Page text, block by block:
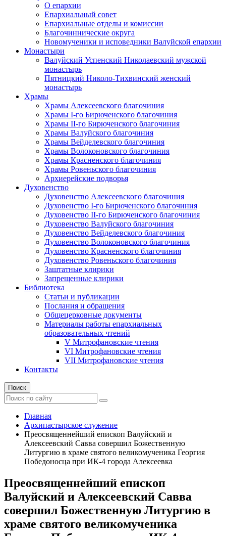
О епархии
Епархиальный совет
Епархиальные отделы и комиссии
Благочиннические округа
Новомученики и исповедники Валуйской епархии
Монастыри
Валуйский Успенский Николаевский мужской
монастырь
Пятницкий Николо-Тихвинский женский
монастырь
Храмы
Храмы Алексеевского благочиния
Храмы I-го Бирюченского благочиния
Храмы II-го Бирюченского благочиния
Храмы Валуйского благочиния
Храмы Вейделевского благочиния
Храмы Волоконовского благочиния
Храмы Красненского благочиния
Храмы Ровеньского благочиния
Архиерейские подворья
Духовенство
Духовенство Алексеевского благочиния
Духовенство I-го Бирюченского благочиния
Духовенство II-го Бирюченского благочиния
Духовенство Валуйского благочиния
Духовенство Вейделевского благочиния
Духовенство Волоконовского благочиния
Духовенство Красненского благочиния
Духовенство Ровеньского благочиния
Заштатные клирики
Запрещенные клирики
Библиотека
Статьи и публикации
Послания и обращения
Общецерковные документы
Материалы работы епархиальных
образовательных чтений
V Митрофановские чтения
VI Митрофановские чтения
VII Митрофановские чтения
Контакты
Поиск
Главная
Архипастырское служение
Преосвященнейший епископ Валуйский и
Алексеевский Савва совершил Божественную
Литургию в храме святого великомученика Георгия
Победоносца при ИК-4 города Алексеевка
Преосвященнейший епископ
Валуйский и Алексеевский Савва
совершил Божественную Литургию в
храме святого великомученика